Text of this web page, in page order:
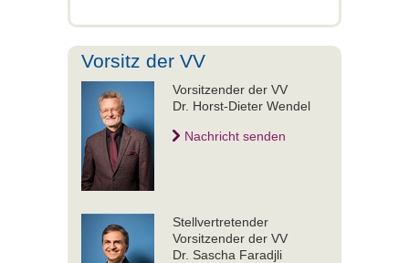
Vorsitz der VV
Vorsitzender der VV
Dr. Horst-Dieter Wendel
Nachricht senden
Stellvertretender
Vorsitzender der VV
Dr. Sascha Faradjli